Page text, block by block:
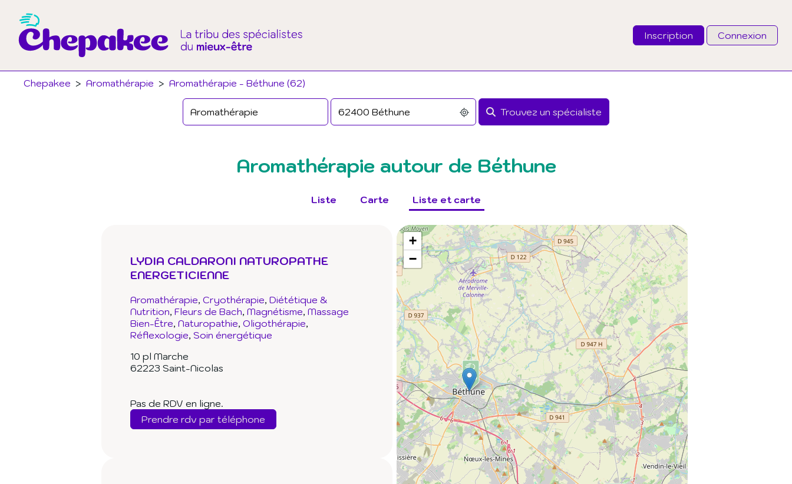
Inscription Connexion
Chepakee > Aromathérapie > Aromathérapie - Béthune (62)
Trouvez un spécialiste
Email
Mot de passe
Aromathérapie autour de Béthune
Liste Carte Liste et carte
LYDIA CALDARONI NATUROPATHE
ENERGETICIENNE
Aromathérapie Cryothérapie Diététique &
Nutrition Fleurs de Bach Magnétisme Massage
Bien-Être Naturopathie Oligothérapie
Réflexologie Soin énergétique
10 pl Marche
62223 Saint-Nicolas
Pas de RDV en ligne.
Prendre rdv par téléphone
+
−